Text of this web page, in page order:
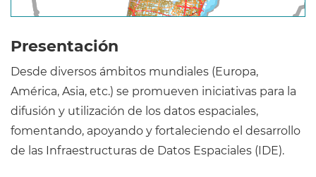
Presentación
Desde diversos ámbitos mundiales (Europa,
América, Asia, etc.) se promueven iniciativas para la
difusión y utilización de los datos espaciales,
fomentando, apoyando y fortaleciendo el desarrollo
de las Infraestructuras de Datos Espaciales (IDE).